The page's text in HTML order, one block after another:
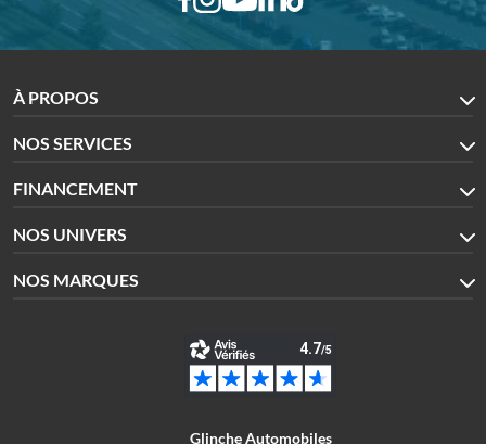
À PROPOS
NOS SERVICES
FINANCEMENT
NOS UNIVERS
NOS MARQUES
Glinche Automobiles